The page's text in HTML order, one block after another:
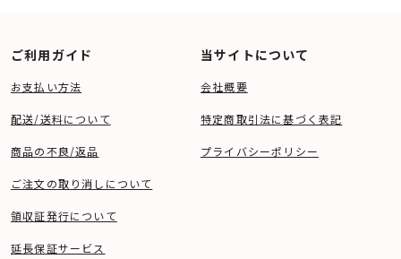
ご利用ガイド
お支払い方法
配送/送料について
商品の不良/返品
ご注文の取り消しについて
領収証発行について
延長保証サービス
当サイトについて
会社概要
特定商取引法に基づく表記
プライバシーポリシー